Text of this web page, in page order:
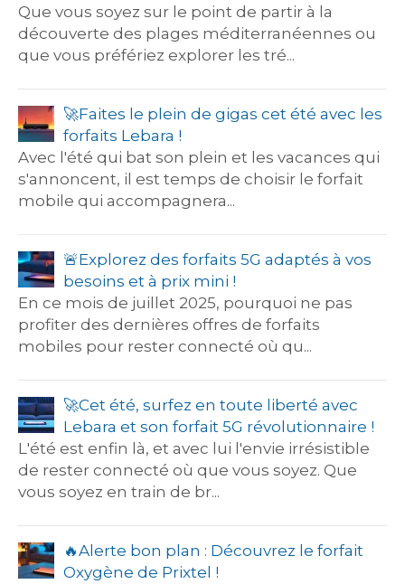
Que vous soyez sur le point de partir à la
découverte des plages méditerranéennes ou
que vous préfériez explorer les tré...
🚀​Faites le plein de gigas cet été avec les
forfaits Lebara !
Avec l'été qui bat son plein et les vacances qui
s'annoncent, il est temps de choisir le forfait
mobile qui accompagnera...
🚨​Explorez des forfaits 5G adaptés à vos
besoins et à prix mini !
En ce mois de juillet 2025, pourquoi ne pas
profiter des dernières offres de forfaits
mobiles pour rester connecté où qu...
🚀​Cet été, surfez en toute liberté avec
Lebara et son forfait 5G révolutionnaire !
L'été est enfin là, et avec lui l'envie irrésistible
de rester connecté où que vous soyez. Que
vous soyez en train de br...
🔥​Alerte bon plan : Découvrez le forfait
Oxygène de Prixtel !